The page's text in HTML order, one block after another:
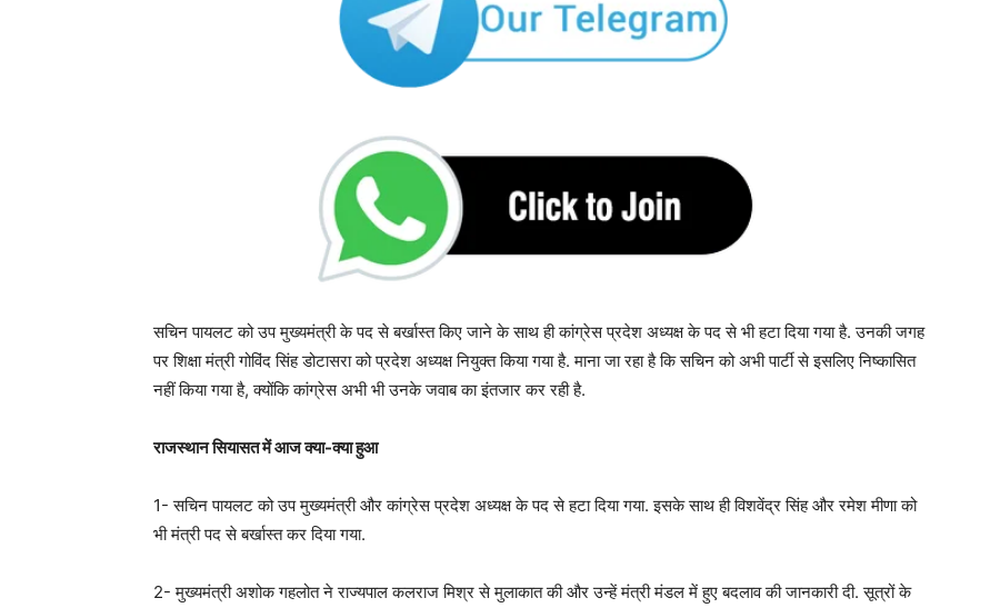
सचिन पायलट को उप मुख्यमंत्री के पद से बर्खास्त किए जाने के साथ ही कांग्रेस प्रदेश अध्यक्ष के पद से भी हटा दिया गया है. उनकी जगह
पर शिक्षा मंत्री गोविंद सिंह डोटासरा को प्रदेश अध्यक्ष नियुक्त किया गया है. माना जा रहा है कि सचिन को अभी पार्टी से इसलिए निष्कासित
नहीं किया गया है, क्योंकि कांग्रेस अभी भी उनके जवाब का इंतजार कर रही है.
राजस्थान सियासत में आज क्या-क्या हुआ
1- सचिन पायलट को उप मुख्यमंत्री और कांग्रेस प्रदेश अध्यक्ष के पद से हटा दिया गया. इसके साथ ही विशवेंद्र सिंह और रमेश मीणा को
भी मंत्री पद से बर्खास्त कर दिया गया.
2- मुख्यमंत्री अशोक गहलोत ने राज्यपाल कलराज मिश्र से मुलाकात की और उन्हें मंत्री मंडल में हुए बदलाव की जानकारी दी. सूत्रों के